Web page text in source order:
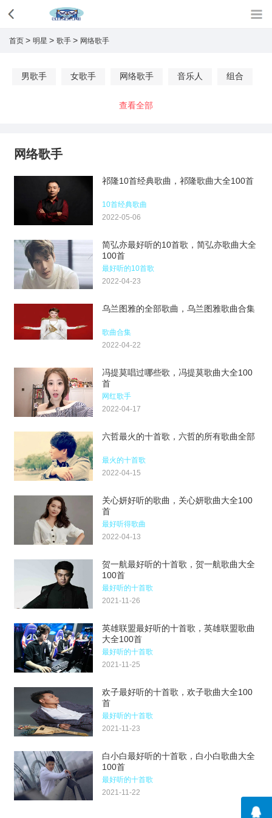
首页 > 明星 > 歌手 > 网络歌手
男歌手 女歌手 网络歌手 音乐人 组合
查看全部
网络歌手
祁隆10首经典歌曲，祁隆歌曲大全100首
10首经典歌曲
2022-05-06
简弘亦最好听的10首歌，简弘亦歌曲大全
100首
最好听的10首歌
2022-04-23
乌兰图雅的全部歌曲，乌兰图雅歌曲合集
歌曲合集
2022-04-22
冯提莫唱过哪些歌，冯提莫歌曲大全100
首
网红歌手
2022-04-17
六哲最火的十首歌，六哲的所有歌曲全部
最火的十首歌
2022-04-15
关心妍好听的歌曲，关心妍歌曲大全100
首
最好听得歌曲
2022-04-13
贺一航最好听的十首歌，贺一航歌曲大全
100首
最好听的十首歌
2021-11-26
英雄联盟最好听的十首歌，英雄联盟歌曲
大全100首
最好听的十首歌
2021-11-25
欢子最好听的十首歌，欢子歌曲大全100
首
最好听的十首歌
2021-11-23
白小白最好听的十首歌，白小白歌曲大全
100首
最好听的十首歌
2021-11-22